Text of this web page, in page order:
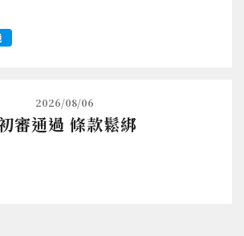
2026/08/06
審通過 條款鬆綁